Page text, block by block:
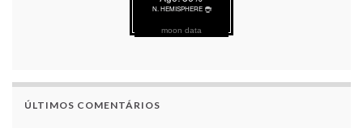
moon data
ÚLTIMOS COMENTÁRIOS